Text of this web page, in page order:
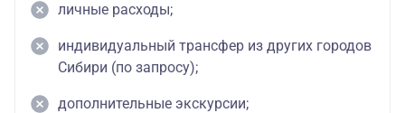
личные расходы;
индивидуальный трансфер из других городов
Сибири (по запросу);
дополнительные экскурсии;